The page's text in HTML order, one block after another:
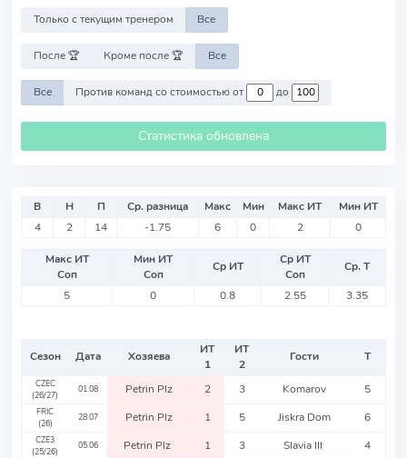
Только с текущим тренером Все
После 🏆 Кроме после 🏆 Все
Все Против команд со стоимостью от до
Статистика обновлена
В Н П Ср. разница Макс Мин Макс ИТ
Мин ИТ
4
2 14 -1.75 6 0 2 0
Макс ИТ
Соп
Мин ИТ
Соп
Ср ИТ
Ср ИТ
Соп
Ср. Т
5
0 0.8 2.55 3.35
Сезон Дата Хозяева
ИТ
1
ИТ
2
Гости Т
CZEC
(26/27)
01.08 Petrin Plz 2 3 Komarov 5
FRIC
(26)
28.07 Petrin Plz 1 5 Jiskra Dom 6
CZE3
(25/26)
05.06 Petrin Plz 1 3 Slavia III 4